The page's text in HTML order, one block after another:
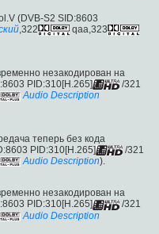
(DVB-S2 SID:8603
,322
qaa,323
незакодирован на
PID:310[H.265]
/321
Audio Description
теперь без кода
PID:310[H.265]
/321
Audio Description).
незакодирован на
PID:310[H.265]
/321
Audio Description